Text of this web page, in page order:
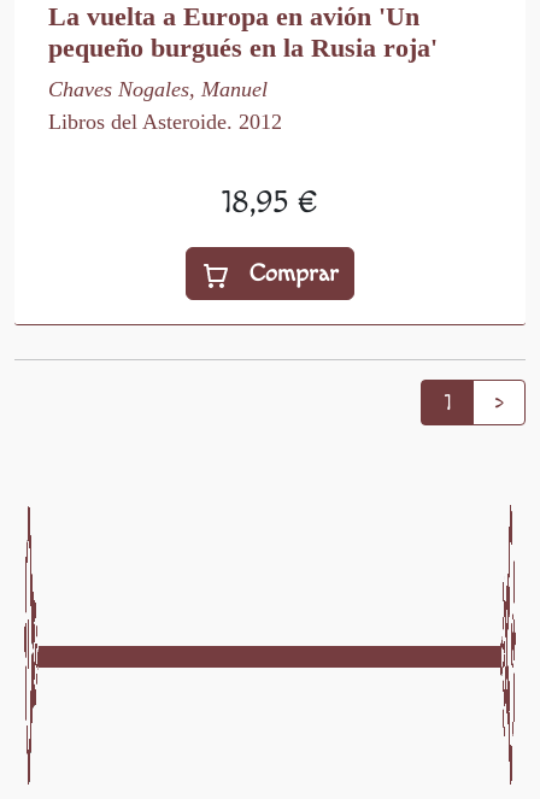
La vuelta a Europa en avión 'Un
pequeño burgués en la Rusia roja'
Chaves Nogales, Manuel
Libros del Asteroide. 2012
18,95 €
Comprar
1 >